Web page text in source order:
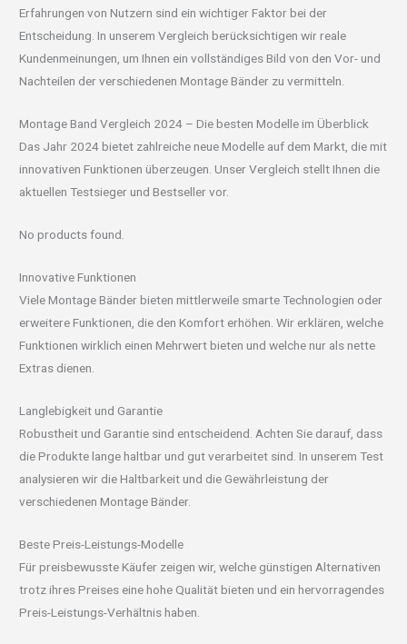
Erfahrungen von Nutzern sind ein wichtiger Faktor bei der
Entscheidung. In unserem Vergleich berücksichtigen wir reale
Kundenmeinungen, um Ihnen ein vollständiges Bild von den Vor- und
Nachteilen der verschiedenen Montage Bänder zu vermitteln.
Montage Band Vergleich 2024 – Die besten Modelle im Überblick
Das Jahr 2024 bietet zahlreiche neue Modelle auf dem Markt, die mit
innovativen Funktionen überzeugen. Unser Vergleich stellt Ihnen die
aktuellen Testsieger und Bestseller vor.
No products found.
Innovative Funktionen
Viele Montage Bänder bieten mittlerweile smarte Technologien oder
erweitere Funktionen, die den Komfort erhöhen. Wir erklären, welche
Funktionen wirklich einen Mehrwert bieten und welche nur als nette
Extras dienen.
Langlebigkeit und Garantie
Robustheit und Garantie sind entscheidend. Achten Sie darauf, dass
die Produkte lange haltbar und gut verarbeitet sind. In unserem Test
analysieren wir die Haltbarkeit und die Gewährleistung der
verschiedenen Montage Bänder.
Beste Preis-Leistungs-Modelle
Für preisbewusste Käufer zeigen wir, welche günstigen Alternativen
trotz ihres Preises eine hohe Qualität bieten und ein hervorragendes
Preis-Leistungs-Verhältnis haben.